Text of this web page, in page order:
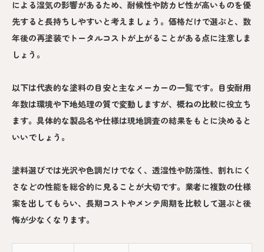
による湿気の影響があるため、耐候性や防カビ性が高いものを優
先すると長持ちしやすいと考えましょう。価格だけで選ぶと、数
年後の再塗装でトータルコストが上がることがある点に注意しま
しょう。
以下は代表的な塗料の目安と主なメーカーの一覧です。目安耐用
年数は環境や下地処理の質で変動しますが、概ねの比較に役立ち
ます。具体的な製品名や仕様は現地調査の結果をもとに決めると
いいでしょう。
塗料選びでは光沢や色調だけでなく、透湿性や防藻性、割れにく
さなどの性能を総合的に見ることが大切です。業者に複数の仕様
案を出してもらい、長期コストやメンテ周期を比較して選ぶと後
悔が少なくなります。